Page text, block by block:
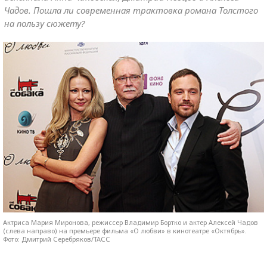
Чадов. Пошла ли современная трактовка романа Толстого
на пользу сюжету?
Актриса Мария Миронова, режиссер Владимир Бортко и актер Алексей Чадов
(слева направо) на премьере фильма «О любви» в кинотеатре «Октябрь».
Фото: Дмитрий Серебряков/ТАСС